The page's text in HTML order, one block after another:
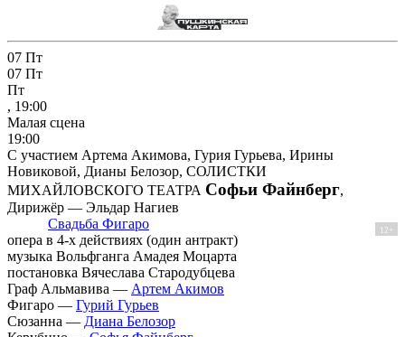
07 Пт
07 Пт
Пт
, 19:00
Малая сцена
19:00
С участием Артема Акимова, Гурия Гурьева, Ирины
Новиковой, Дианы Белозор, СОЛИСТКИ
МИХАЙЛОВСКОГО ТЕАТРА Софьи Файнберг,
Дирижёр — Эльдар Нагиев
Свадьба Фигаро
12+
опера в 4-х действиях (один антракт)
музыка Вольфганга Амадея Моцарта
постановка Вячеслава Стародубцева
Граф Альмавива — Артем Акимов
Фигаро — Гурий Гурьев
Сюзанна — Диана Белозор